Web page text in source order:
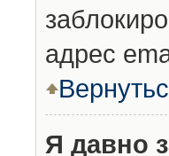
адрес
Я давно